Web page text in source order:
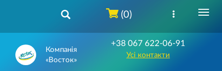
Компанія
«Восток»
+38 067 622-06-91
Усі контакти
(0)